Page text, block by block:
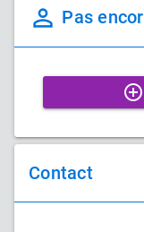
perm_identity Pas
add_circle_outline
Contact